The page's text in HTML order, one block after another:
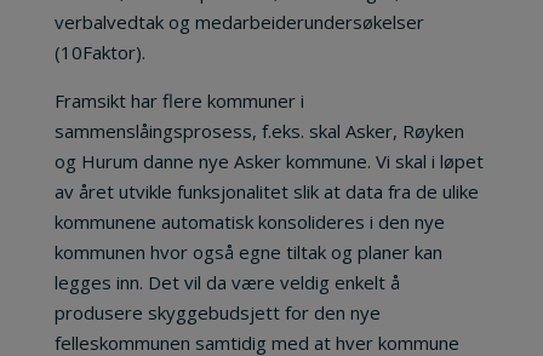
verbalvedtak og medarbeiderundersøkelser
(10Faktor).
Framsikt har flere kommuner i
sammenslåingsprosess, f.eks. skal Asker, Røyken
og Hurum danne nye Asker kommune. Vi skal i løpet
av året utvikle funksjonalitet slik at data fra de ulike
kommunene automatisk konsolideres i den nye
kommunen hvor også egne tiltak og planer kan
legges inn. Det vil da være veldig enkelt å
produsere skyggebudsjett for den nye
felleskommunen samtidig med at hver kommune